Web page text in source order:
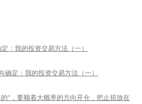
：我的投资交易方法（一）
确定：我的投资交易方法（一）
”，要顺着大概率的方向开仓，把止损放在